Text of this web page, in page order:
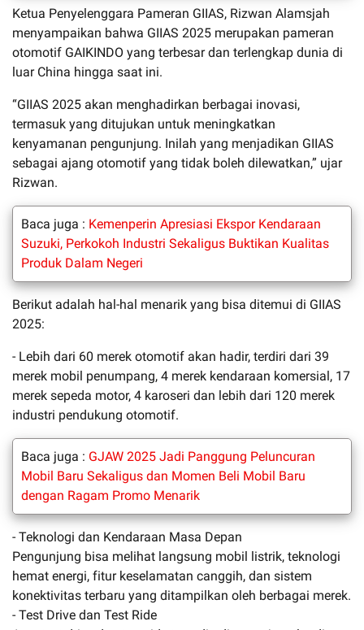
Ketua Penyelenggara Pameran GIIAS, Rizwan Alamsjah
menyampaikan bahwa GIIAS 2025 merupakan pameran
otomotif GAIKINDO yang terbesar dan terlengkap dunia di
luar China hingga saat ini.
“GIIAS 2025 akan menghadirkan berbagai inovasi,
termasuk yang ditujukan untuk meningkatkan
kenyamanan pengunjung. Inilah yang menjadikan GIIAS
sebagai ajang otomotif yang tidak boleh dilewatkan,” ujar
Rizwan.
Baca juga : Kemenperin Apresiasi Ekspor Kendaraan
Suzuki, Perkokoh Industri Sekaligus Buktikan Kualitas
Produk Dalam Negeri
Berikut adalah hal-hal menarik yang bisa ditemui di GIIAS
2025:
- Lebih dari 60 merek otomotif akan hadir, terdiri dari 39
merek mobil penumpang, 4 merek kendaraan komersial, 17
merek sepeda motor, 4 karoseri dan lebih dari 120 merek
industri pendukung otomotif.
Baca juga : GJAW 2025 Jadi Panggung Peluncuran
Mobil Baru Sekaligus dan Momen Beli Mobil Baru
dengan Ragam Promo Menarik
- Teknologi dan Kendaraan Masa Depan
Pengunjung bisa melihat langsung mobil listrik, teknologi
hemat energi, fitur keselamatan canggih, dan sistem
konektivitas terbaru yang ditampilkan oleh berbagai merek.
- Test Drive dan Test Ride